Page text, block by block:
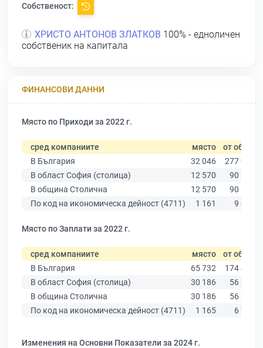
Собственост:
ХРИСТО АНТОНОВ ЗЛАТКОВ 100% - едноличен
собственик на капитала
ФИНАНСОВИ ДАННИ
Място по Приходи за 2022 г.
сред компаниите място от общо
В България
32 046
277 019
В област София (столица)
12 570
90 178
В община Столична
12 570
90 178
По код на икономическа дейност (4711)
1 161 9 025
Място по Заплати за 2022 г.
сред компаниите място от общо
В България
65 732
174 403
В област София (столица)
30 186
56 378
В община Столична
30 186
56 378
По код на икономическа дейност (4711)
1 165 6 773
Изменения на Основни Показатели за 2024 г.